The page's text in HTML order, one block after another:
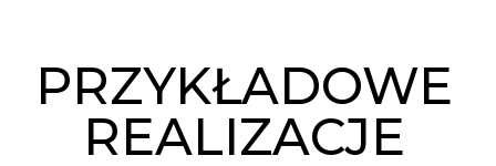
PRZYKŁADOWE
REALIZACJE